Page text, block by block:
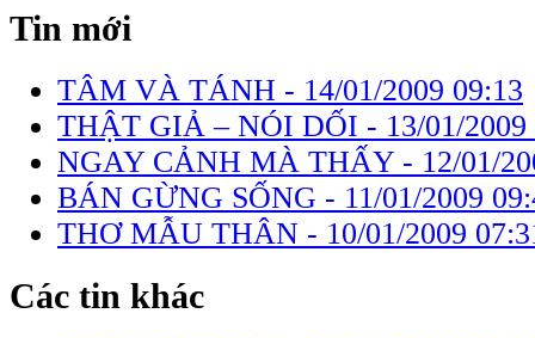
Tin mới
TÂM VÀ TÁNH - 14/01/2009 09:13
THẬT GIẢ – NÓI DỐI - 13/01/
NGAY CẢNH MÀ THẤY - 12/01/
BÁN GỪNG SỐNG - 11/01/2009
THƠ MẪU THÂN - 10/01/2009
Các tin khác